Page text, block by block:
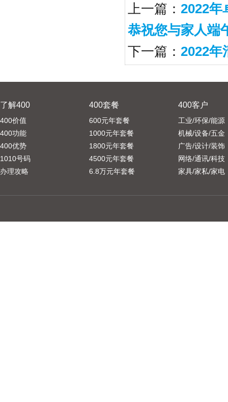
上一篇： 2022年
恭祝您与家人端
下一篇： 2022年
了解400
400价值
400功能
400优势
1010号码
办理攻略
400套餐
600元年套餐
1000元年套餐
1800元年套餐
4500元年套餐
6.8万元年套餐
400客户
工业/环保/能源
机械/设备/五金
广告/设计/装饰
网络/通讯/科技
家具/家私/家电